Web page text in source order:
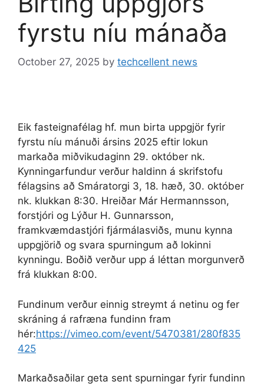
fyrstu níu mánaða
October 27, 2025 by techcellent news
Eik fasteignafélag hf. mun birta uppgjör fyrir
fyrstu níu mánuði ársins 2025 eftir lokun
markaða miðvikudaginn 29. október nk.
Kynningarfundur verður haldinn á skrifstofu
félagsins að Smáratorgi 3, 18. hæð, 30. október
nk. klukkan 8:30. Hreiðar Már Hermannsson,
forstjóri og Lýður H. Gunnarsson,
framkvæmdastjóri fjármálasviðs, munu kynna
uppgjörið og svara spurningum að lokinni
kynningu. Boðið verður upp á léttan morgunverð
frá klukkan 8:00.
Fundinum verður einnig streymt á netinu og fer
skráning á rafræna fundinn fram
hér:https://vimeo.com/event/5470381/280f835
425
Markaðsaðilar geta sent spurningar fyrir fundinn